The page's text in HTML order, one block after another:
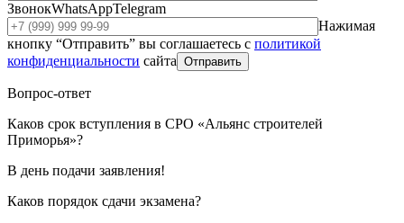
ЗвонокWhatsAppTelegram
Нажимая
кнопку “Отправить” вы соглашаетесь с политикой
конфиденциальности сайта Отправить
Вопрос-ответ
Каков срок вступления в СРО «Альянс строителей
Приморья»?
В день подачи заявления!
Каков порядок сдачи экзамена?